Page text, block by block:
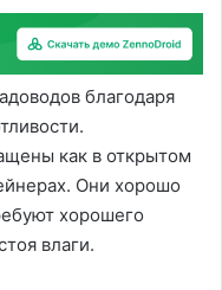
благодаря
как в открытом
Они хорошо
хорошего
влаги.